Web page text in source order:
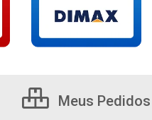
Meus Pedidos